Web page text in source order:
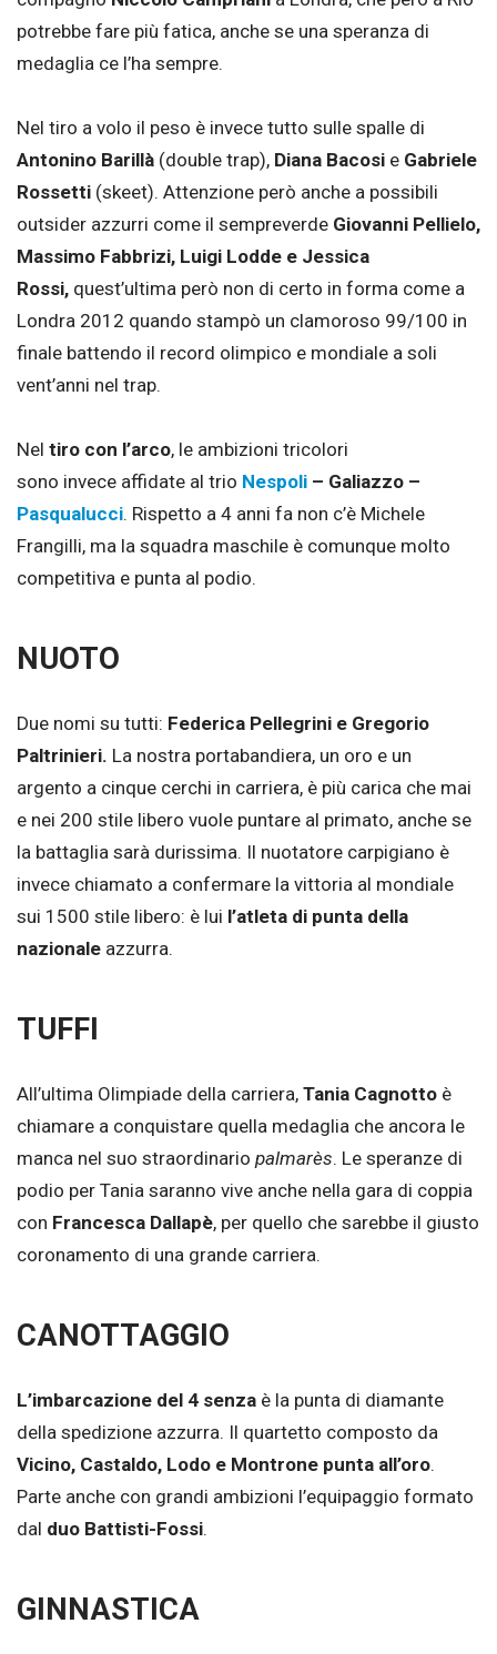
potrebbe fare più fatica, anche se una speranza di
medaglia ce l’ha sempre.
Nel tiro a volo il peso è invece tutto sulle spalle di
Antonino Barillà (double trap), Diana Bacosi e Gabriele
Rossetti (skeet). Attenzione però anche a possibili
outsider azzurri come il sempreverde Giovanni Pellielo,
Massimo Fabbrizi, Luigi Lodde e Jessica
Rossi, quest’ultima però non di certo in forma come a
Londra 2012 quando stampò un clamoroso 99/100 in
finale battendo il record olimpico e mondiale a soli
vent’anni nel trap.
Nel tiro con l’arco, le ambizioni tricolori
sono invece affidate al trio Nespoli – Galiazzo –
Pasqualucci. Rispetto a 4 anni fa non c’è Michele
Frangilli, ma la squadra maschile è comunque molto
competitiva e punta al podio.
NUOTO
Due nomi su tutti: Federica Pellegrini e Gregorio
Paltrinieri. La nostra portabandiera, un oro e un
argento a cinque cerchi in carriera, è più carica che mai
e nei 200 stile libero vuole puntare al primato, anche se
la battaglia sarà durissima. Il nuotatore carpigiano è
invece chiamato a confermare la vittoria al mondiale
sui 1500 stile libero: è lui l’atleta di punta della
nazionale azzurra.
TUFFI
All’ultima Olimpiade della carriera, Tania Cagnotto è
chiamare a conquistare quella medaglia che ancora le
manca nel suo straordinario palmarès. Le speranze di
podio per Tania saranno vive anche nella gara di coppia
con Francesca Dallapè, per quello che sarebbe il giusto
coronamento di una grande carriera.
CANOTTAGGIO
L’imbarcazione del 4 senza è la punta di diamante
della spedizione azzurra. Il quartetto composto da
Vicino, Castaldo, Lodo e Montrone punta all’oro.
Parte anche con grandi ambizioni l’equipaggio formato
dal duo Battisti-Fossi.
GINNASTICA